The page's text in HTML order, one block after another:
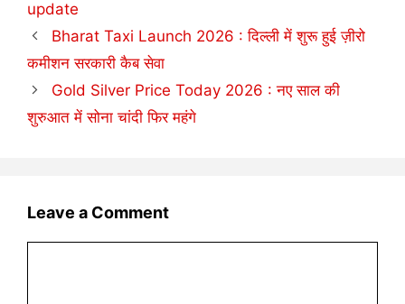
update
Bharat Taxi Launch 2026 : दिल्ली में शुरू हुई ज़ीरो
कमीशन सरकारी कैब सेवा
Gold Silver Price Today 2026 : नए साल की
शुरुआत में सोना चांदी फिर महंगे
Leave a Comment